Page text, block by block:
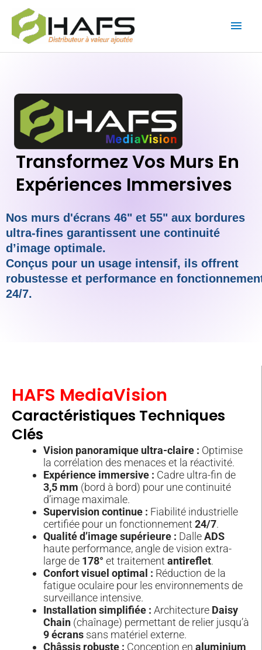
contenu
Transformez Vos Murs En
Expériences Immersives
Nos murs d'écrans 46" et 55" aux bordures
ultra-fines garantissent une continuité
d’image optimale.
Conçus pour un usage intensif, ils offrent
robustesse et performance en
24/7.
HAFS MediaVision
Caractéristiques Techniques
Clés
Vision panoramique ultra-claire : Optimise
la corrélation des menaces et la réactivité.
Expérience immersive : Cadre ultra-fin de
3,5 mm (bord à bord) pour une continuité
d’image maximale.
Supervision continue : Fiabilité industrielle
certifiée pour un fonctionnement 24/7.
Qualité d’image supérieure : DalleADS
haute performance, angle de vision extra-
large de 178° et traitement antireflet.
Confort visuel optimal : Réduction de la
fatigue oculaire pour les environnements de
surveillance intensive.
Installation simplifiée : Architecture Daisy
Chain (chaînage) permettant de relier jusqu’à
9 écrans sans matériel externe.
Châssis robuste : Conception en aluminium